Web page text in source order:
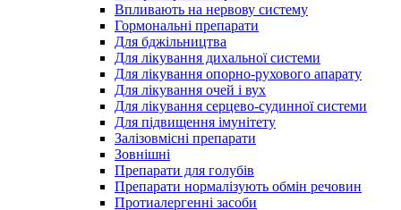
Впливають на нервову систему
Гормональні препарати
Для бджільництва
Для лікування дихальної системи
Для лікування опорно-рухового апарату
Для лікування очей і вух
Для лікування серцево-судинної системи
Для підвищення імунітету
Залізовмісні препарати
Зовнішні
Препарати для голубів
Препарати нормалізують обмін речовин
Протиалергенні засоби